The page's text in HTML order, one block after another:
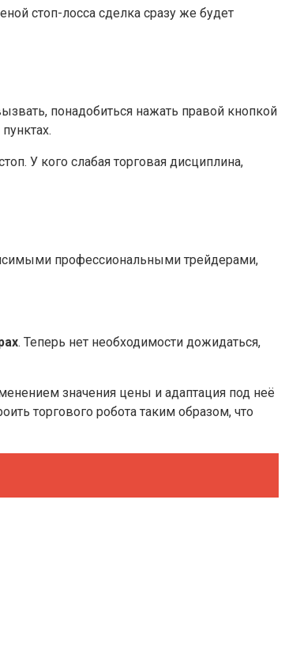
стоп-лосса сделка сразу же будет
понадобиться нажать правой кнопкой
У кого слабая торговая дисциплина,
профессиональными трейдерами,
. Теперь нет необходимости дожидаться,
значения цены и адаптация под неё
торгового робота таким образом, что